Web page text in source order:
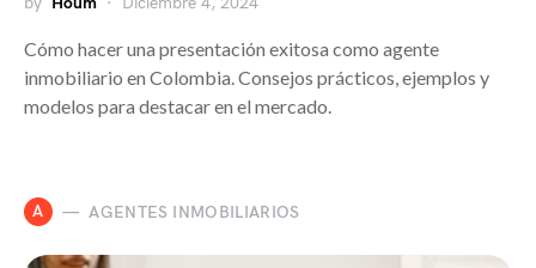
Cómo hacer una presentación exitosa como agente
inmobiliario en Colombia. Consejos prácticos, ejemplos y
modelos para destacar en el mercado.
A AGENTES INMOBILIARIOS